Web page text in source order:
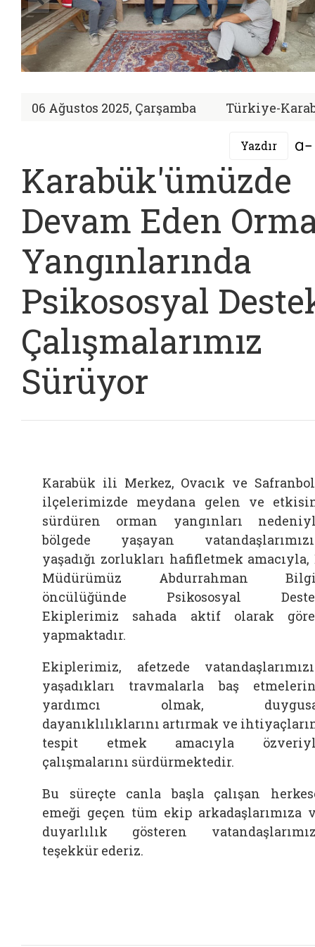
06 Ağustos 2025, Çarşamba Türkiye-
Yazdır
Karabük'ümüzde
Devam Eden
Yangınlarında
Psikososyal
Çalışmalarımız
Sürüyor
Karabük ili Merkez, Ovacık ve
ilçelerimizde meydana gelen ve
sürdüren orman yangınları
bölgede yaşayan
yaşadığı zorlukları hafifletmek
Müdürümüz Abdurrahman
öncülüğünde Psikososyal
Ekiplerimiz sahada aktif olarak
yapmaktadır.
Ekiplerimiz, afetzede
yaşadıkları travmalarla baş
yardımcı olmak,
dayanıklılıklarını artırmak ve
tespit etmek amacıyla
çalışmalarını sürdürmektedir.
Bu süreçte canla başla çalışan
emeği geçen tüm ekip arkadaşlarımıza
duyarlılık gösteren
teşekkür ederiz.